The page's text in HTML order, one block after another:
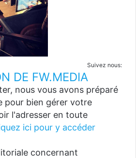
Suivez nous:
DE FW.MEDIA
nous vous avons préparé
pour bien gérer votre
l'adresser en toute
ici pour y accéder
concernant